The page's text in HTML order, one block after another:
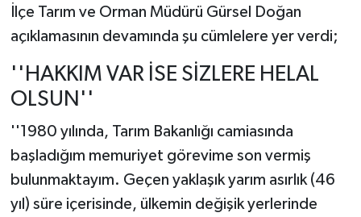
İlçe Tarım ve Orman Müdürü Gürsel Doğan
açıklamasının devamında şu cümlelere yer verdi;
''HAKKIM VAR İSE SİZLERE HELAL
OLSUN''
''1980 yılında, Tarım Bakanlığı camiasında
başladığım memuriyet görevime son vermiş
bulunmaktayım. Geçen yaklaşık yarım asırlık (46
yıl) süre içerisinde, ülkemin değişik yerlerinde